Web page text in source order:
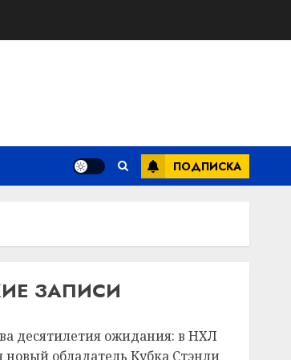
ПОДПИСКА
ЗАПИСИ
десятилетия ожидания: в НХЛ
новый обладатель Кубка Стэнли